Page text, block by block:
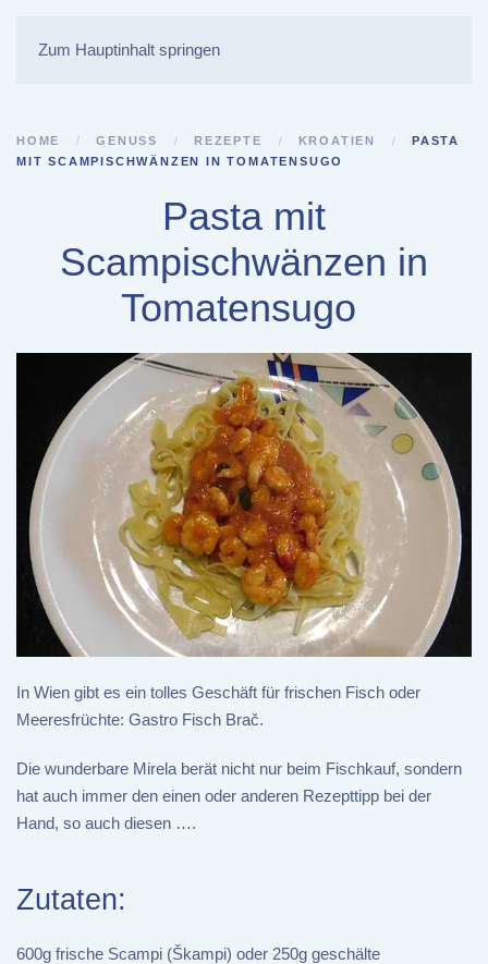
Zum Hauptinhalt springen
HOME GENUSS REZEPTE KROATIEN
PASTA
MIT SCAMPISCHWÄNZEN IN TOMATENSUGO
Pasta mit
Scampischwänzen in
Tomatensugo
In Wien gibt es ein tolles Geschäft für frischen Fisch oder
Meeresfrüchte: Gastro Fisch Brač.
Die wunderbare Mirela berät nicht nur beim Fischkauf, sondern
hat auch immer den einen oder anderen Rezepttipp bei der
Hand, so auch diesen ….
Zutaten:
600g frische Scampi (Škampi) oder 250g geschälte